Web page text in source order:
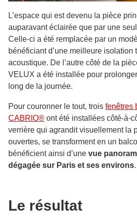
L’espace qui est devenu la pièce
auparavant éclairée que par une
Celle-ci a été remplacée par un
bénéficiant d’une meilleure isolation
acoustique. De l’autre côté de la
VELUX a été installée pour
long de la journée.
Pour couronner le tout, trois fenêtres
CABRIO® ont été installées côté-à-
verrière qui agrandit visuellement la
ouvertes, se transforment en un
bénéficient ainsi d’une vue
dégagée sur Paris et ses environs.
Le résultat